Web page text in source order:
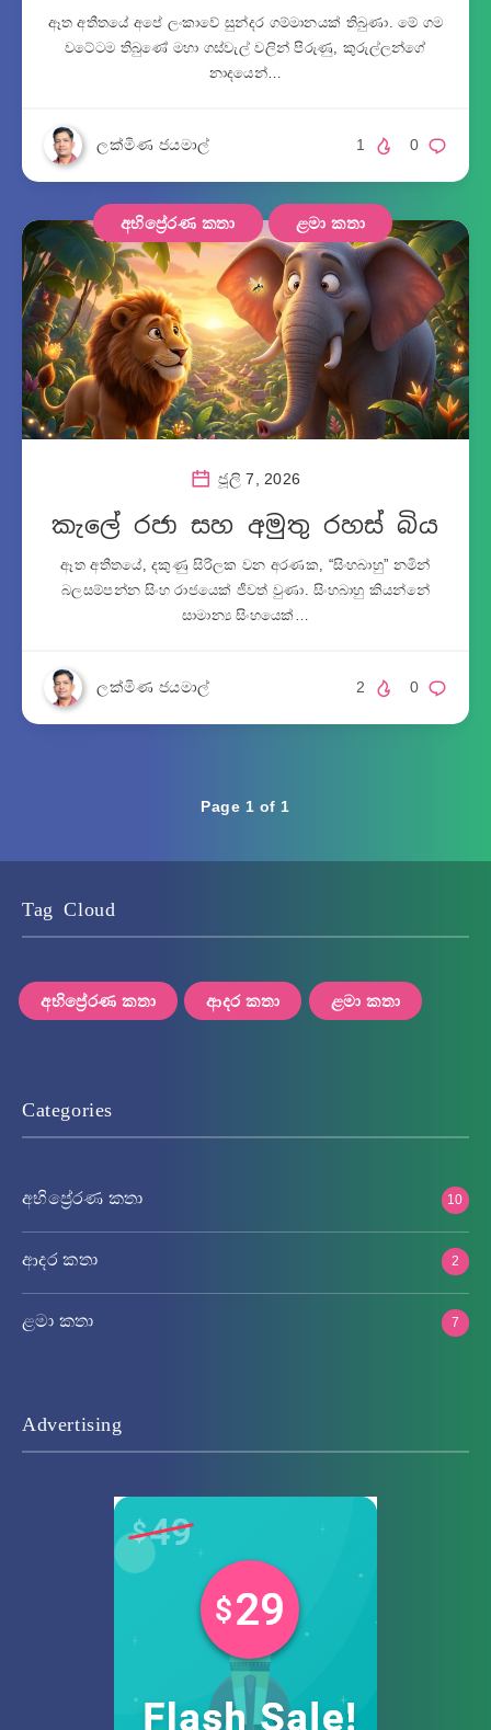
ඈත අතීතයේ අපේ ලංකාවේ සුන්දර ගම්මානයක් තිබුණා. මේ ගම
වටේටම තිබුණේ මහා ගස්වැල් වලින් පිරුණු, කුරුල්ලන්ගේ
නාදයෙන්…
ලක්මිණ ජයමාල් 0
1
අභිප්‍රේරණ කතා ළමා කතා
ජූලි 7, 2026
කැලේ රජා සහ අමුතු රහස් බිය
ඈත අතීතයේ, දකුණු සිරිලක වන අරණක, “සිංහබාහු” නමින්
බලසම්පන්න සිංහ රාජයෙක් ජීවත් වුණා. සිංහබාහු කියන්නේ
සාමාන්‍ය සිංහයෙක්…
ලක්මිණ ජයමාල් 0
2
Page 1 of 1
Tag Cloud
අභිප්‍රේරණ කතා ආදර කතා ළමා කතා
Categories
අභිප්‍රේරණ කතා 10
ආදර කතා 2
ළමා කතා 7
Advertising